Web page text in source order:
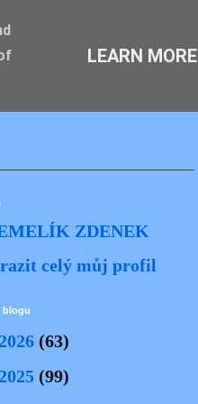
ZDENEK
celý můj profil
blogu
(63)
(99)
LEARN MORE